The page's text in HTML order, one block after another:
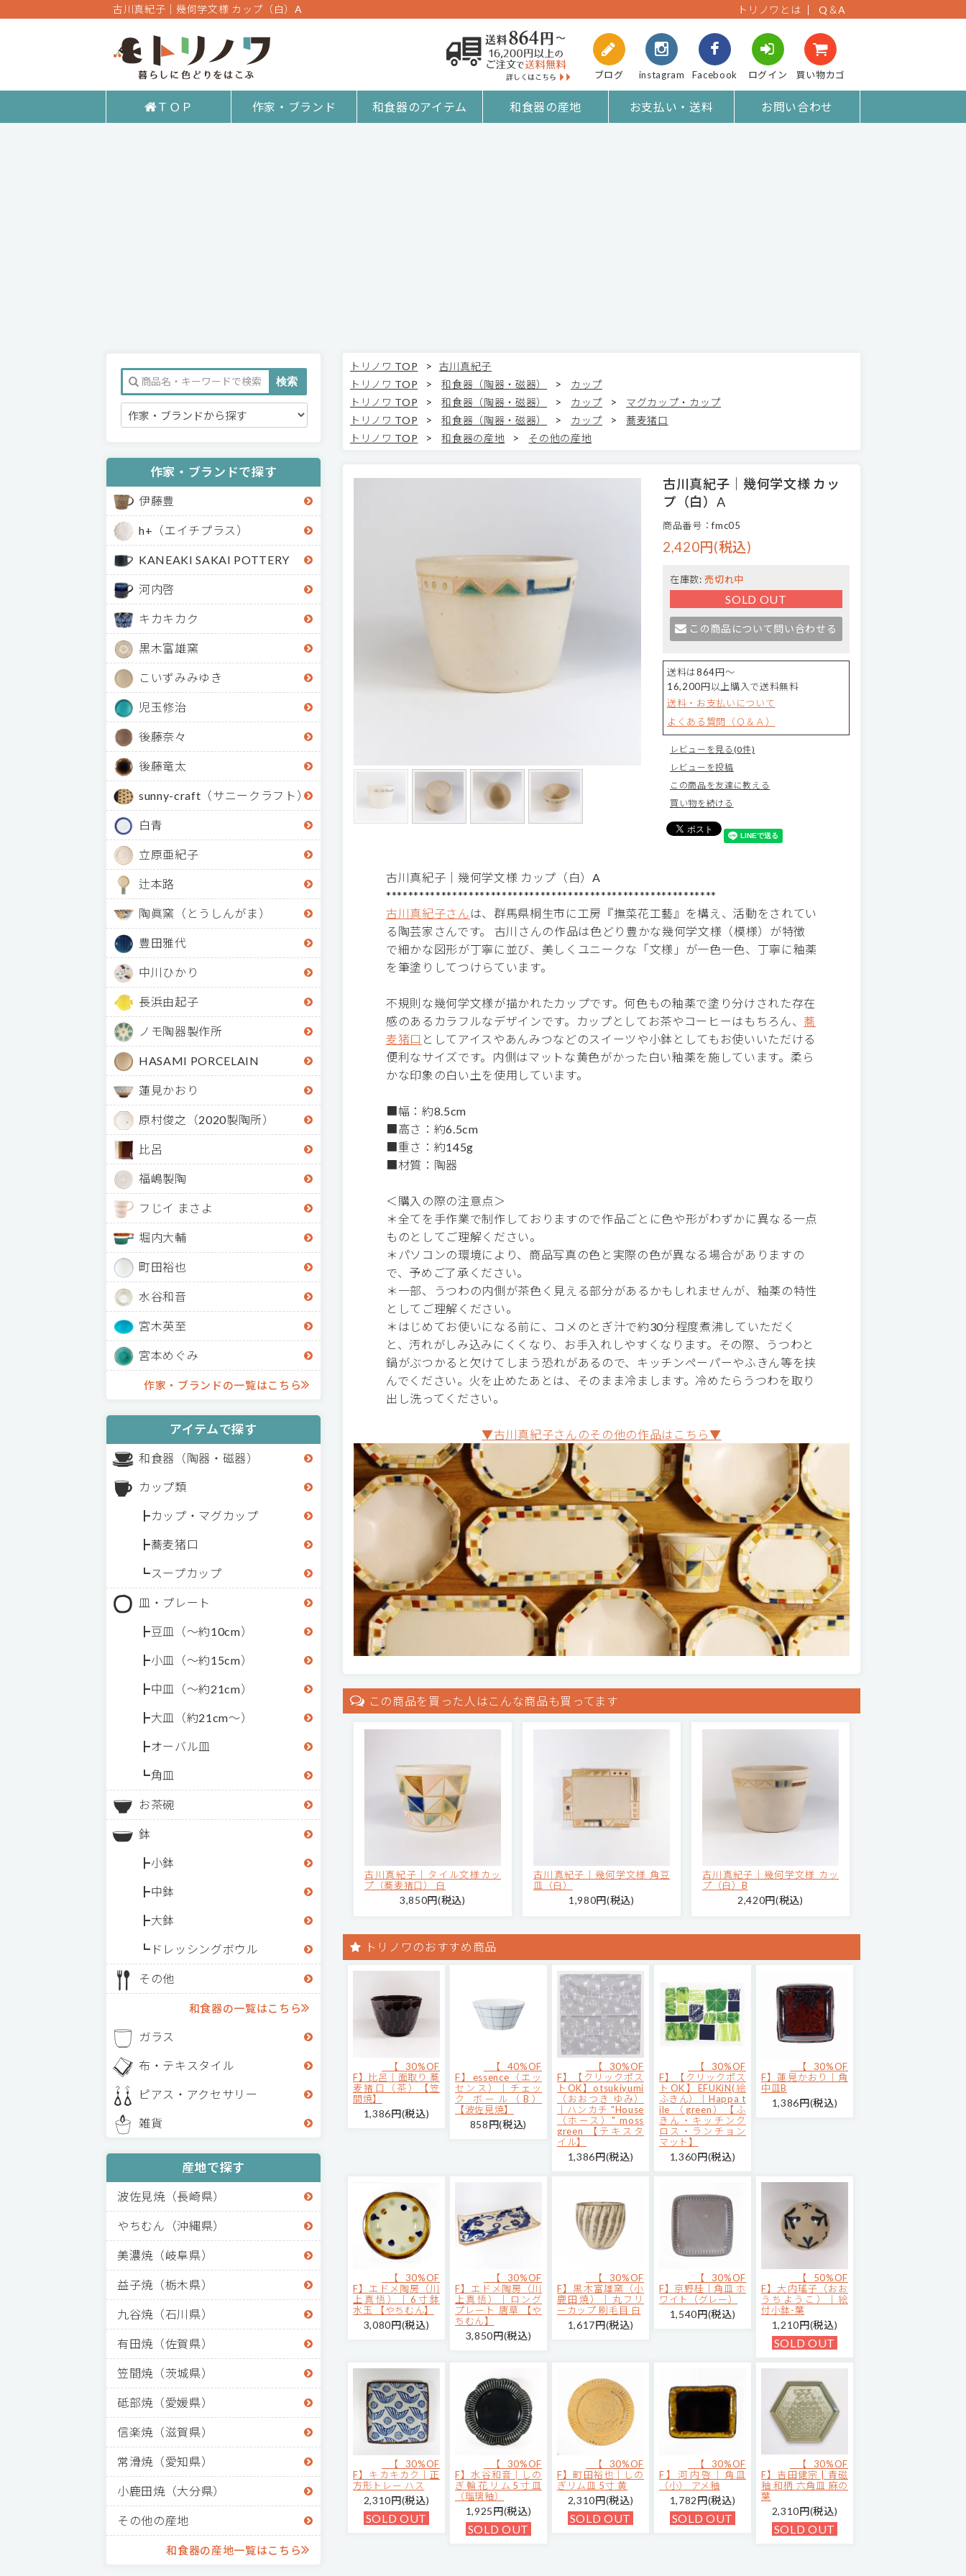
古川真紀子｜幾何学文様 カップ（白）A トリノワとは Q＆A
ブログ instagram Facebook ログイン 買い物カゴ
ＴＯＰ 作家・ブランド 和食器のアイテム 和食器の産地 お支払い・送料 お問い合わせ
作家・ブランドで探す
伊藤豊
h+（エイチプラス）
KANEAKI SAKAI POTTERY
河内啓
キカキカク
黒木富雄窯
こいずみみゆき
児玉修治
後藤奈々
後藤竜太
sunny-craft（サニークラフト）
白青
立原亜紀子
辻本路
陶眞窯（とうしんがま）
豊田雅代
中川ひかり
長浜由起子
ノモ陶器製作所
HASAMI PORCELAIN
蓮見かおり
原村俊之（2020製陶所）
比呂
福嶋製陶
フじイ まさよ
堀内大輔
町田裕也
水谷和音
宮木英至
宮本めぐみ
作家・ブランドの一覧はこちら
アイテムで探す
和食器（陶器・磁器）
カップ類
カップ・マグカップ
蕎麦猪口
スープカップ
皿・プレート
豆皿（～約10cm）
小皿（～約15cm）
中皿（～約21cm）
大皿（約21cm～）
オーバル皿
角皿
お茶碗
鉢
小鉢
中鉢
大鉢
ドレッシングボウル
その他
和食器の一覧はこちら
ガラス
布・テキスタイル
ピアス・アクセサリー
雑貨
産地で探す
波佐見焼（長崎県）
やちむん（沖縄県）
美濃焼（岐阜県）
益子焼（栃木県）
九谷焼（石川県）
有田焼（佐賀県）
笠間焼（茨城県）
砥部焼（愛媛県）
信楽焼（滋賀県）
常滑焼（愛知県）
小鹿田焼（大分県）
その他の産地
和食器の産地一覧はこちら
トリノワ TOP >
古川真紀子
トリノワ TOP
> 和食器（陶器・磁器） >
カップ
トリノワ TOP
> 和食器（陶器・磁器） > カップ >
マグカップ・カップ
トリノワ TOP
> 和食器（陶器・磁器） > カップ >
蕎麦猪口
トリノワ TOP
> 和食器の産地 > その他の産地
古川真紀子｜幾何学文様 カッ
プ（白）A
商品番号：fmc05
2,420円(税込)
在庫数: 売切れ中
SOLD OUT
この商品について問い合わせる
送料は864円～
16,200円以上購入で送料無料
送料・お支払いについて
よくある質問（Ｑ＆Ａ）
レビューを見る(0件)
レビューを投稿
この商品を友達に教える
買い物を続ける
古川真紀子｜幾何学文様 カップ（白）A
************************************************************
古川真紀子さん は、群馬県桐生市に工房『撫菜花工藝』を構え、活動をされてい
る陶芸家さんです。 古川さんの作品は色どり豊かな幾何学文様（模様）が特徴
で細かな図形が丁寧に並び、美しくユニークな「文様」が一色一色、丁寧に釉薬
を筆塗りしてつけらています。
不規則な幾何学文様が描かれたカップです。何色もの釉薬で塗り分けされた存在
感のあるカラフルなデザインです。カップとしてお茶やコーヒーはもちろん、蕎
麦猪口 としてアイスやあんみつなどのスイーツや小鉢としてもお使いいただける
便利なサイズです。内側はマットな黄色がかった白い釉薬を施しています。柔ら
かな印象の白い土を使用しています。
■幅：約8.5cm
■高さ：約6.5cm
■重さ：約145g
■材質：陶器
＜購入の際の注意点＞
＊全てを手作業で制作しておりますので作品ごとに色や形がわずかに異なる一点
ものとしてご理解ください。
＊パソコンの環境により、商品写真の色と実際の色が異なる場合がありますの
で、予めご了承ください。
＊一部、うつわの内側が茶色く見える部分があるかもしれませんが、釉薬の特性
としてご理解ください。
＊はじめてお使いになる前に、コメのとぎ汁で約30分程度煮沸していただく
と、汚れがしみ込みにくくなり、お手入れしやすくなります。その際、うつわと
鍋がぶつかると欠けてしまう恐れがあるので、キッチンペーパーやふきん等を挟
んでください。火を止めたあとは、そのまま冷まします。冷めたらうつわを取り
出し洗ってください。
▼古川真紀子さんのその他の作品はこちら▼
この商品を買った人はこんな商品も買ってます
古川真紀子｜タイル文様カッ
プ（蕎麦猪口） 白
3,850円(税込)
古川真紀子｜幾何学文様 角豆
皿（白）
1,980円(税込)
古川真紀子｜幾何学文様 カッ
プ（白）B
2,420円(税込)
トリノワのおすすめ商品
【30%OF
F】比呂｜面取り 蕎
麦猪口（茶）【笠
間焼】
1,386円(税込)
【40%OF
F】essence（エッ
センス）｜チェッ
ク ボール（B）
【波佐見焼】
858円(税込)
【30%OF
F】【クリックポス
トOK】otsukiyumi
（おおつき ゆみ）
｜ハンカチ "House
（ホース）" moss
green 【テキスタ
イル】
1,386円(税込)
【30%OF
F】【クリックポス
トOK】EFUKiN(絵
ふきん）｜Happa t
ile （green）【ふ
きん・キッチンク
ロス・ランチョン
マット】
1,360円(税込)
【30%OF
F】蓮見かおり｜角
中皿B
1,386円(税込)
【30%OF
F】エドメ陶房（川
上真悟）｜6寸鉢
水玉 【やちむん】
3,080円(税込)
【30%OF
F】エドメ陶房（川
上真悟）｜ロング
プレート 唐草 【や
ちむん】
3,850円(税込)
【30%OF
F】黒木富雄窯（小
鹿田焼）｜丸フリ
ーカップ 刷毛目 白
1,617円(税込)
【30%OF
F】京野桂｜角皿 ホ
ワイト（グレー）
1,540円(税込)
【50%OF
F】大内瑤子（おお
うちようこ）｜絵
付小鉢-葉
1,210円(税込)
SOLD OUT
【30%OF
F】キカキカク｜正
方形トレー ハス
2,310円(税込)
SOLD OUT
【30%OF
F】水谷和音│しの
ぎ輪花リム5寸皿
（瑠璃釉）
1,925円(税込)
SOLD OUT
【30%OF
F】町田裕也｜しの
ぎリム皿 5寸 黄
2,310円(税込)
SOLD OUT
【30%OF
F】河内啓｜角皿
（小） アメ釉
1,782円(税込)
SOLD OUT
【30%OF
F】吉田健宗 | 青磁
釉 和柄 六角皿 麻の
葉
2,310円(税込)
SOLD OUT